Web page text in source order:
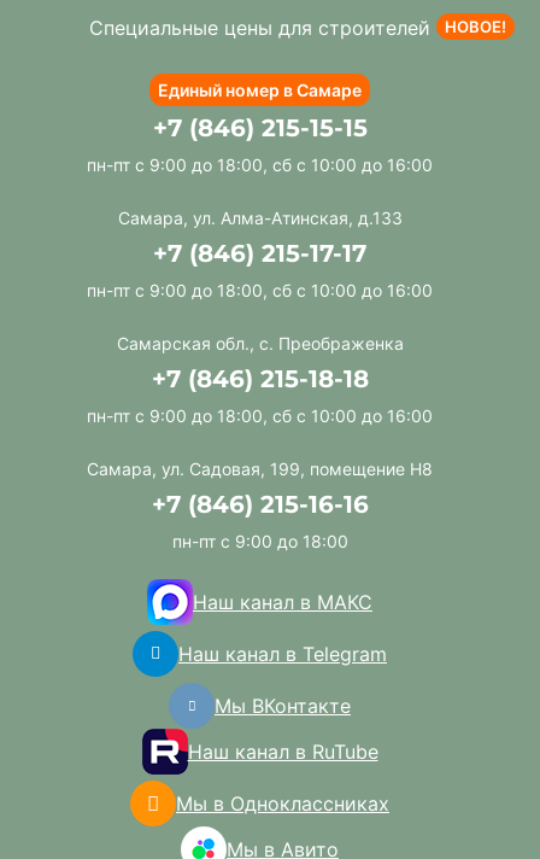
Специальные цены для строителей
НОВОЕ!
Единый номер в Самаре
+7 (846) 215-15-15
пн-пт с 9:00 до 18:00, сб с 10:00 до 16:00
Самара, ул. Алма-Атинская, д.133
+7 (846) 215-17-17
пн-пт с 9:00 до 18:00, сб с 10:00 до 16:00
Самарская обл., с. Преображенка
+7 (846) 215-18-18
пн-пт с 9:00 до 18:00, сб с 10:00 до 16:00
Самара, ул. Садовая, 199, помещение Н8
+7 (846) 215-16-16
пн-пт с 9:00 до 18:00
Наш канал в МАКС
Наш канал в Telegram
Мы ВКонтакте
Наш канал в RuTube
Мы в Одноклассниках
Мы в Авито